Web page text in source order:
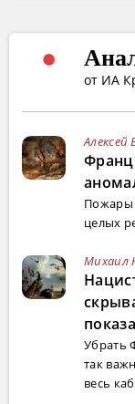
от ИА
Алексей
Пожары
целых
Михаил
Убрать
так
весь